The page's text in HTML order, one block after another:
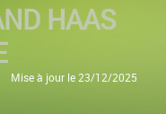
HAAS
Mise à jour le 23/12/2025